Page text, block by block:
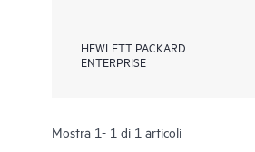
HEWLETT PACKARD
ENTERPRISE
Mostra 1- 1 di 1 articoli